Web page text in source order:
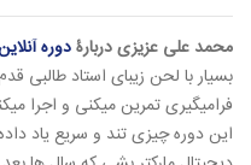
محمد علی عزیزی دربارۀدوره
بسیار با لحن زیبای استاد طالبی
فرامیگیری تمرین میکنی و اجرا
این دوره چیزی تند و سریع یاد